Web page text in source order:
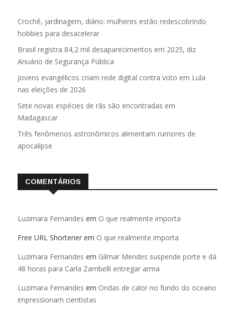
Crochê, jardinagem, diário: mulheres estão redescobrindo
hobbies para desacelerar
Brasil registra 84,2 mil desaparecimentos em 2025, diz
Anuário de Segurança Pública
Jovens evangélicos criam rede digital contra voto em Lula
nas eleições de 2026
Sete novas espécies de rãs são encontradas em
Madagascar
Três fenômenos astronômicos alimentam rumores de
apocalipse
COMENTÁRIOS
Luzimara Fernandes em O que realmente importa
Free URL Shortener em O que realmente importa
Luzimara Fernandes em Gilmar Mendes suspende porte e dá
48 horas para Carla Zambelli entregar arma
Luzimara Fernandes em Ondas de calor no fundo do oceano
impressionam cientistas